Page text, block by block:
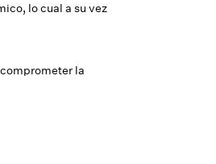
lo cual a su vez
la